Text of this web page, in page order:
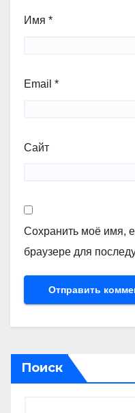
Имя *
Email *
Сайт
Сохранить моё имя,
браузере для
Поиск